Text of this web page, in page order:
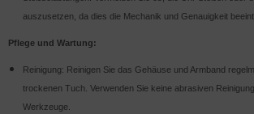
auszusetzen, da dies die Mechanik und Genauigkeit
Pflege und Wartung:
Reinigung: Reinigen Sie das Gehäuse und Armband
trockenen Tuch. Verwenden Sie keine abrasiven
Werkzeuge.